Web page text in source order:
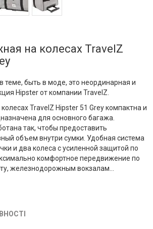
на колесах TravelZ
теме, быть в моде, это неординарная и
Hipster от компании TravelZ.
TravelZ Hipster 51 Grey компактна и
для основного багажа.
так, чтобы предоставить
объем внутри сумки. Удобная система
и два колеса с усиленной защитой по
комфортное передвижение по
железнодорожным вокзалам...